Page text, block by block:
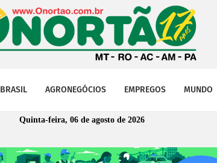
BRASIL AGRONEGÓCIOS EMPREGOS MUNDO
Quinta-feira, 06 de agosto de 2026